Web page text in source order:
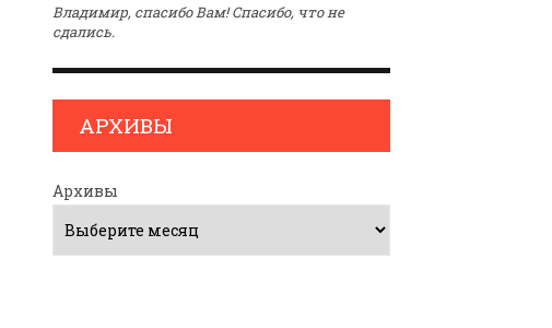
Владимир, спасибо Вам! Спасибо, что не
сдались.
АРХИВЫ
Архивы